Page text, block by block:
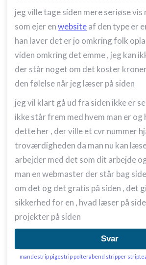
jeg ville tage siden mere seriøse vis
som ejer enwebsiteaf den type er
han laver det er jo omkring folk
viden omkring det emme , jeg kan
der står noget om det koster
den følelse når jeg læser på siden
jeg vil klart gå ud fra siden ikke er
ikke står frem med hvem man er
dette her , der ville et cvr nummer
troværdigheden da man nu kan
arbejder med det som dit arbejde
man en webmaster der står bag
om det og det gratis på siden , det
sikkerhed for en , hvad læser på
projekter på siden
Svar
mandestrip pigestrip polterabend stripper